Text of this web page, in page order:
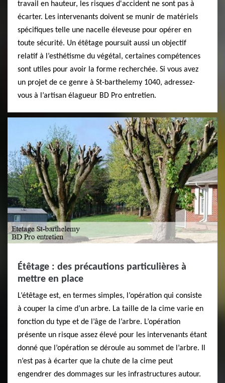
travail en hauteur, les risques d'accident ne sont pas à
écarter. Les intervenants doivent se munir de matériels
spécifiques telle une nacelle éleveuse pour opérer en
toute sécurité. Un étêtage poursuit aussi un objectif
relatif à l’esthétisme du végétal, certaines compétences
sont utiles pour avoir la forme recherchée. Si vous avez
un projet de ce genre à St-barthelemy 1040, adressez-
vous à l’artisan élagueur BD Pro entretien.
Étêtage : des précautions particulières à
mettre en place
L’étêtage est, en termes simples, l’opération qui consiste
à couper la cime d’un arbre. La taille de la cime varie en
fonction du type et de l’âge de l’arbre. L’opération
présente un risque assez élevé pour les intervenants étant
donné que l’opération se déroule au sommet de l’arbre. Il
n’est pas à écarter que la chute de la cime peut
engendrer des dommages sur les infrastructures autour.